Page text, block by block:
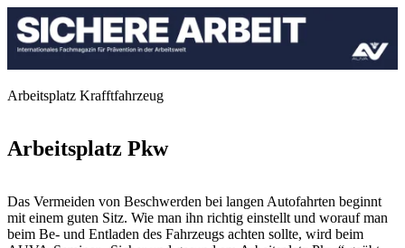
Arbeitsplatz Krafftfahrzeug
Arbeitsplatz Pkw
Das Vermeiden von Beschwerden bei langen Autofahrten beginnt
mit einem guten Sitz. Wie man ihn richtig einstellt und worauf man
beim Be- und Entladen des Fahrzeugs achten sollte, wird beim